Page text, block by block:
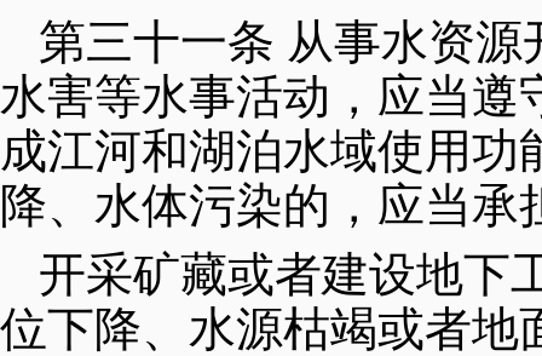
第三十一条 从事水资
水害等水事活动，应当遵
成江河和湖泊水域使用
降、水体污染的，应当承
开采矿藏或者建设地下
位下降、水源枯竭或者地